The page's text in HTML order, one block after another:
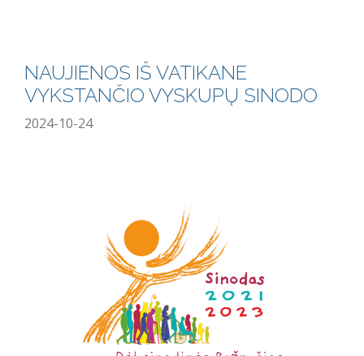
NAUJIENOS IŠ VATIKANE
VYKSTANČIO VYSKUPŲ SINODO
2024-10-24